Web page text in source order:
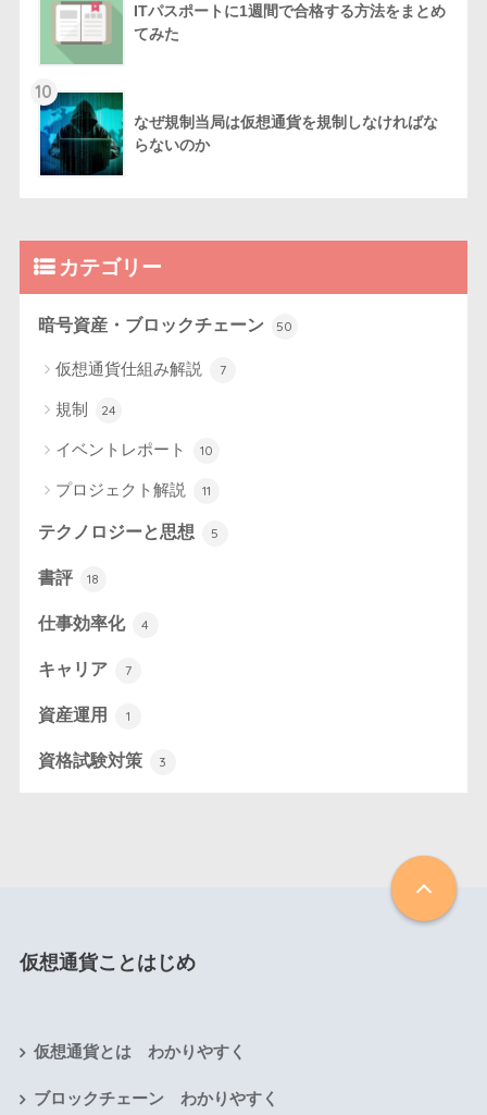
ITパスポートに1週間で合格する方法をまとめ
てみた
10
なぜ規制当局は仮想通貨を規制しなければな
らないのか
カテゴリー
暗号資産・ブロックチェーン 50
仮想通貨仕組み解説 7
規制 24
イベントレポート 10
プロジェクト解説 11
テクノロジーと思想 5
書評 18
仕事効率化 4
キャリア 7
資産運用 1
資格試験対策 3
仮想通貨ことはじめ
仮想通貨とは わかりやすく
ブロックチェーン わかりやすく